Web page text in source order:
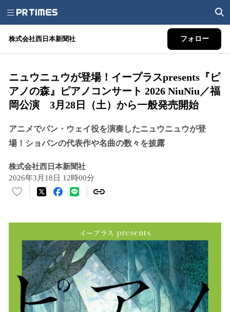
株式会社西日本新聞社 フォロー
ニュウニュウが登場！イープラスpresents『ピ
アノの森』ピアノコンサート 2026 NiuNiu／福
岡公演 3月28日（土）から一般発売開始
アニメでパン・ウェイ役を演奏したニュウニュウが登
場！ショパンの代表作や名曲の数々を披露
株式会社西日本新聞社
2026年3月18日 12時00分
い
数
を
読
み
込
み
中